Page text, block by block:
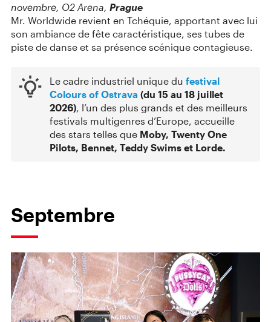
novembre, O2 Arena, Prague
Mr. Worldwide revient en Tchéquie, apportant avec lui
son ambiance de fête caractéristique, ses tubes de
piste de danse et sa présence scénique contagieuse.
Le cadre industriel unique du festival
Colours of Ostrava (du 15 au 18 juillet
2026), l’un des plus grands et des meilleurs
festivals multigenres d’Europe, accueille
des stars telles que Moby, Twenty One
Pilots, Bennet, Teddy Swims et Lorde.
Septembre